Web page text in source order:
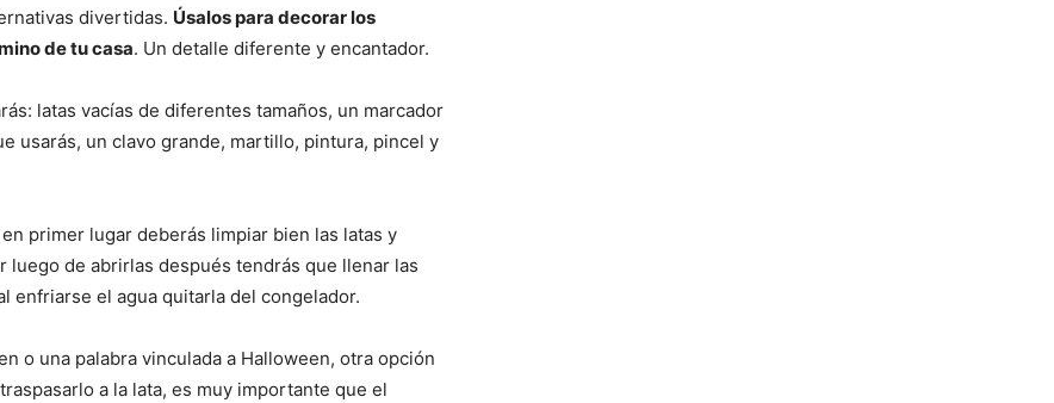
divertidas. Úsalos para decorar los
de tu casa. Un detalle diferente y encantador.
latas vacías de diferentes tamaños, un marcador
usarás, un clavo grande, martillo, pintura, pincel y
en primer lugar deberás limpiar bien las latas y
de abrirlas después tendrás que llenar las
enfriarse el agua quitarla del congelador.
o una palabra vinculada a Halloween, otra opción
a la lata, es muy importante que el